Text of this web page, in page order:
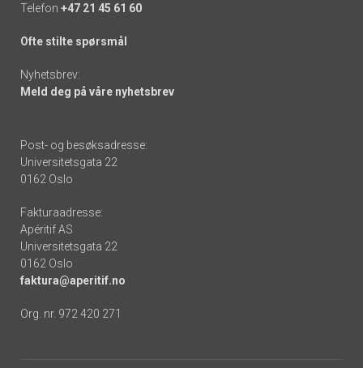
Telefon +47 21 45 61 60
Ofte stilte spørsmål
Nyhetsbrev:
Meld deg på våre nyhetsbrev
Post- og besøksadresse:
Universitetsgata 22
0162 Oslo
Fakturaadresse:
Apéritif AS
Universitetsgata 22
0162 Oslo
faktura@aperitif.no
Org. nr. 972 420 271